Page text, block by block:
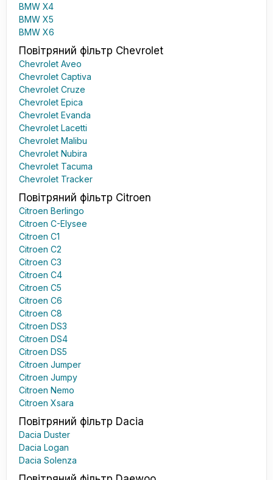
BMW X4
BMW X5
BMW X6
Повітряний фільтр Chevrolet
Chevrolet Aveo
Chevrolet Captiva
Chevrolet Cruze
Chevrolet Epica
Chevrolet Evanda
Chevrolet Lacetti
Chevrolet Malibu
Chevrolet Nubira
Chevrolet Tacuma
Chevrolet Tracker
Повітряний фільтр Citroen
Citroen Berlingo
Citroen C-Elysee
Citroen C1
Citroen C2
Citroen C3
Citroen C4
Citroen C5
Citroen C6
Citroen C8
Citroen DS3
Citroen DS4
Citroen DS5
Citroen Jumper
Citroen Jumpy
Citroen Nemo
Citroen Xsara
Повітряний фільтр Dacia
Dacia Duster
Dacia Logan
Dacia Solenza